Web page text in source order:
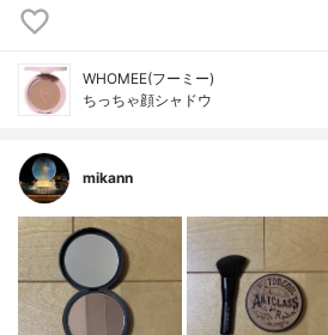
WHOMEE(フーミー)
ちっちゃ顔シャドウ
mikann